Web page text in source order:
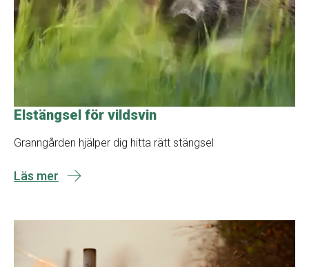
Elstängsel för vildsvin
Granngården hjälper dig hitta rätt stängsel
Läs mer